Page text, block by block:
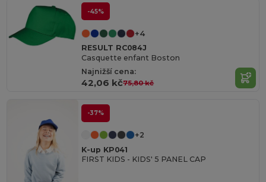
-45%
+4
RESULT RC084J
Casquette enfant Boston
Najnižší cena:
42,06 kč75,80 kč
-37%
+2
K-up KP041
FIRST KIDS - KIDS' 5 PANEL CAP